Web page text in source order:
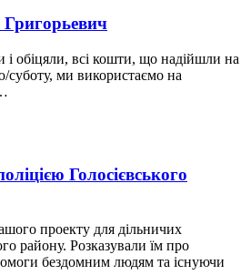
обіцяли, всі кошти, що надійшли на
ми використаємо на
Голосієвського
проекту для дільничих
району. Розказували їм про
бездомним людям та існуючи